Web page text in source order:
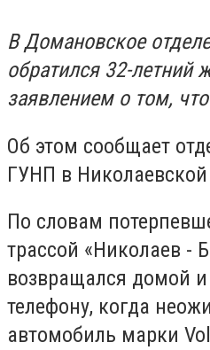
В Домановское
обратился 32-летний
заявлением о том,
Об этом сообщает
ГУНП в Николаевской
По словам
трассой «Николаев -
возвращался домой
телефону, когда
автомобиль марки